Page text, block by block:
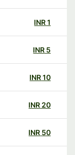
INR
INR
INR
20
INR
50
INR